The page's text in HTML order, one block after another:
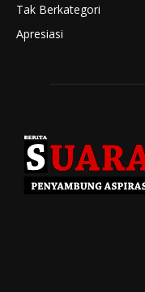
Tak Berkategori
Apresiasi